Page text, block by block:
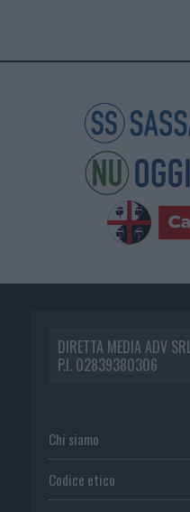
DIRETTA MEDIA ADV SRL
P.I. 02839380306
Chi siamo
Codice etico